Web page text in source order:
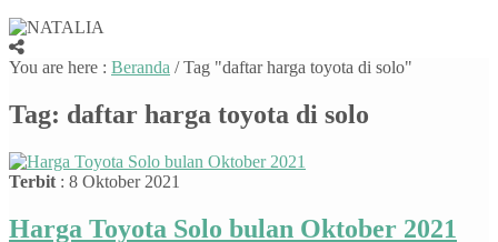
You are here : Beranda /Tag "daftar harga toyota di solo"
Tag: daftar harga toyota di solo
Terbit : 8 Oktober 2021
Harga Toyota Solo bulan Oktober 2021